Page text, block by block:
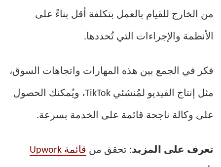
من الخارج للقيام بالعمل بتكلفة أقل بناءً على
الأنظمة والإجراءات التي تُحددها.
فكر في الجمع بين هذه المهارات واتجاهات السوق،
مثل إنتاج الفيديو لمُنشئي TikTok، ويُمكنك الحصول
على وكالة ناجحة قائمة على الخدمة بسرعة.
تعرف على المزيد: تحقق من قائمة Upwork